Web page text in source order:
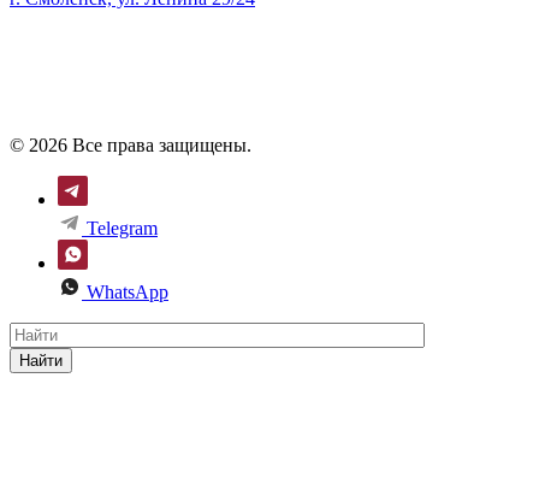
© 2026 Все права защищены.
Telegram
WhatsApp
Найти